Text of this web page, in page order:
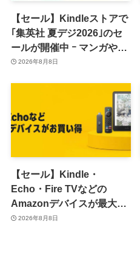
【セール】Kindleストアで
｢集英社 夏デジ2026｣のセ
ールが開催中 ｰ マンガや写
真集など1,000冊以上が
2026年8月8日
【セール】Kindle・
Echo・Fire TVなどの
Amazonデバイスが最大
31%オフに
2026年8月8日